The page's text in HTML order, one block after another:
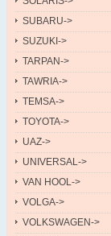
SUBARU->
SUZUKI->
TARPAN->
TAWRIA->
TEMSA->
TOYOTA->
UAZ->
UNIVERSAL->
VAN HOOL->
VOLGA->
VOLKSWAGEN->